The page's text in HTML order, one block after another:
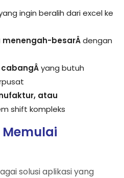
ingin beralih dari excel ke
menengah-besarÂdengan
yang butuh
atau
shift kompleks
solusi aplikasi yang